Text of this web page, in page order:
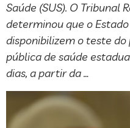
Saúde (SUS). O Tribunal
determinou que o
disponibilizem o teste
pública de saúde
dias, a partir da …